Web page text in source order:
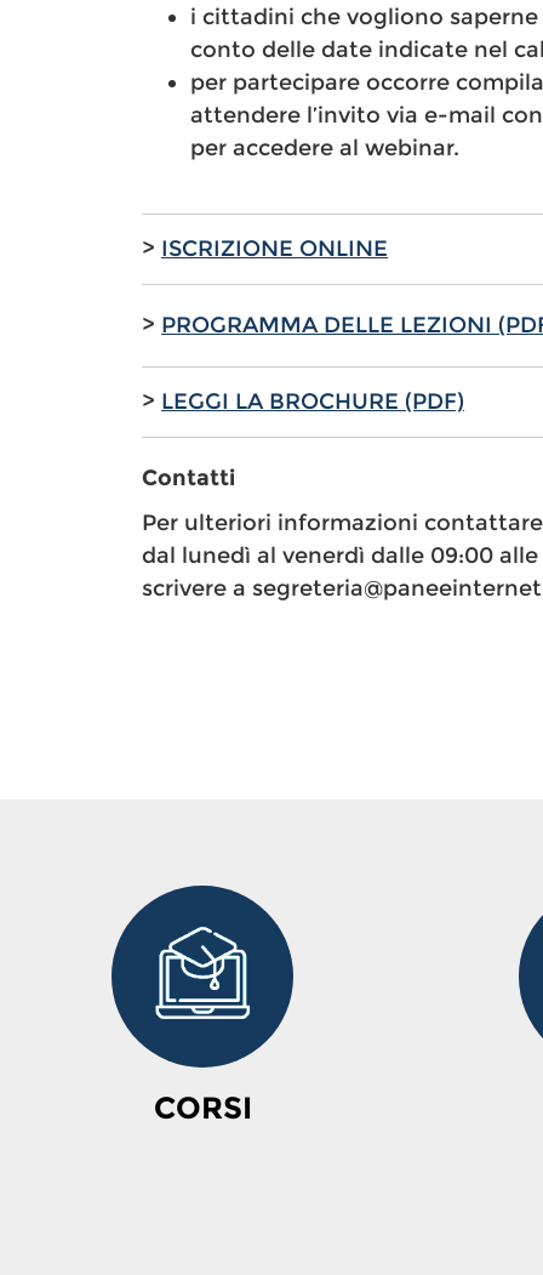
i cittadini che vogliono
conto delle date indicate nel
per partecipare occorre
attendere l’invito via e-mail
per accedere al webinar.
> ISCRIZIONE ONLINE
> PROGRAMMA DELLE LEZIONI
> LEGGI LA BROCHURE (PDF)
Contatti
Per ulteriori informazioni
dal lunedì al venerdì dalle 09:00 alle
scrivere a
CORSI